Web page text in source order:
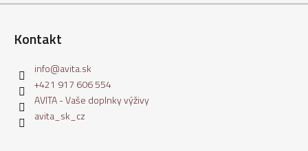
Kontakt
info@avita.sk
+421 917 606 554
AVITA - Vaše doplnky výživy
avita_sk_cz